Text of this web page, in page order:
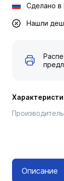
Производитель
Сделано в
Нашли
Описание